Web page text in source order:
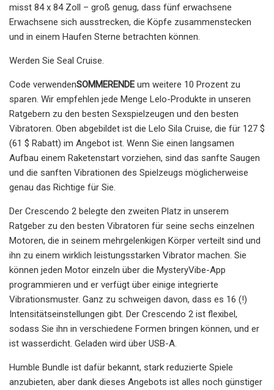
misst 84 x 84 Zoll – groß genug, dass fünf erwachsene
Erwachsene sich ausstrecken, die Köpfe zusammenstecken
und in einem Haufen Sterne betrachten können.
Werden Sie Seal Cruise.
Code verwendenSOMMERENDE um weitere 10 Prozent zu
sparen. Wir empfehlen jede Menge Lelo-Produkte in unseren
Ratgebern zu den besten Sexspielzeugen und den besten
Vibratoren. Oben abgebildet ist die Lelo Sila Cruise, die für 127 $
(61 $ Rabatt) im Angebot ist. Wenn Sie einen langsamen
Aufbau einem Raketenstart vorziehen, sind das sanfte Saugen
und die sanften Vibrationen des Spielzeugs möglicherweise
genau das Richtige für Sie.
Der Crescendo 2 belegte den zweiten Platz in unserem
Ratgeber zu den besten Vibratoren für seine sechs einzelnen
Motoren, die in seinem mehrgelenkigen Körper verteilt sind und
ihn zu einem wirklich leistungsstarken Vibrator machen. Sie
können jeden Motor einzeln über die MysteryVibe-App
programmieren und er verfügt über einige integrierte
Vibrationsmuster. Ganz zu schweigen davon, dass es 16 (!)
Intensitätseinstellungen gibt. Der Crescendo 2 ist flexibel,
sodass Sie ihn in verschiedene Formen bringen können, und er
ist wasserdicht. Geladen wird über USB-A.
Humble Bundle ist dafür bekannt, stark reduzierte Spiele
anzubieten, aber dank dieses Angebots ist alles noch günstiger